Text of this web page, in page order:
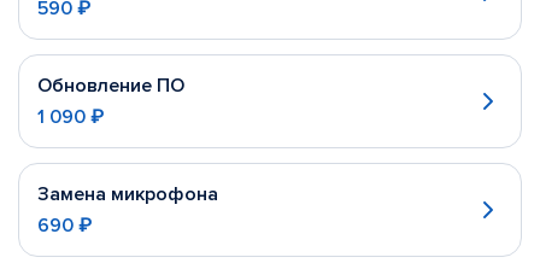
590 ₽
Обновление ПО
1 090 ₽
Замена микрофона
690 ₽